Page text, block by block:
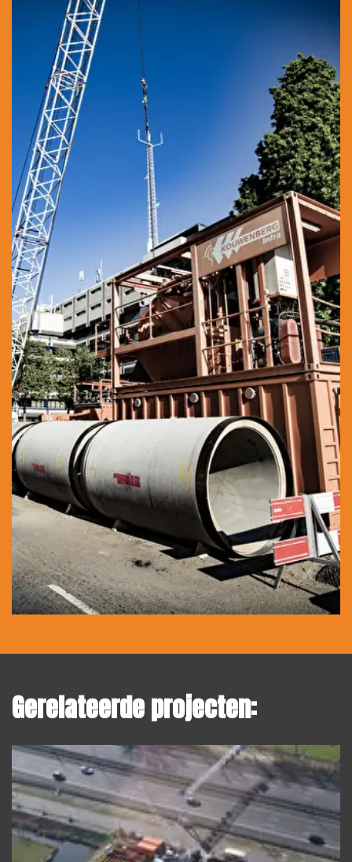
Gerelateerde projecten: